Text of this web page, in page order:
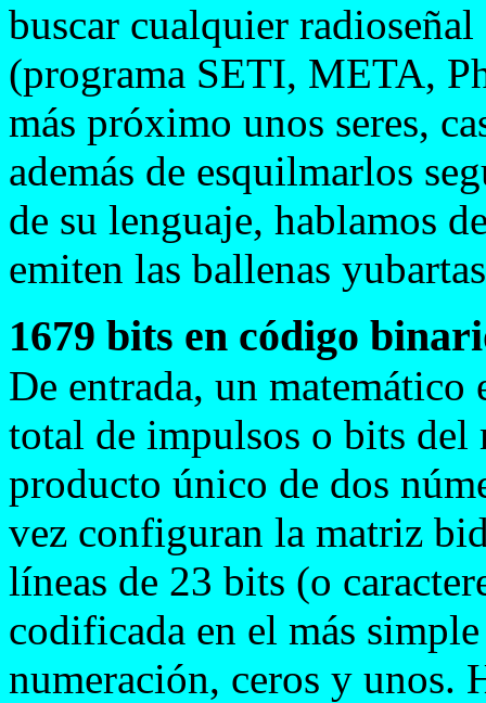
buscar cualquier
(programa SETI, META,
más próximo unos seres,
además de esquilmarlos
de su lenguaje, hablamos
emiten las ballenas
1679 bits en código
De entrada, un matemático
total de impulsos o bits del
producto único de dos
vez configuran la matriz
líneas de 23 bits (o
codificada en el más
numeración, ceros y unos.